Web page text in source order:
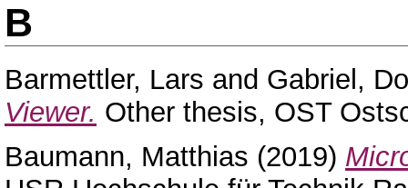
B
Barmettler, Lars and Gabriel,
Viewer. Other thesis, OST
Baumann, Matthias (2019)